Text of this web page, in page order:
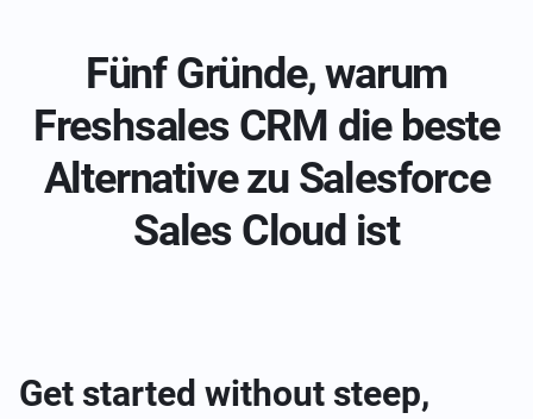
Fünf Gründe, warum
Freshsales CRM die beste
Alternative zu Salesforce
Sales Cloud ist
Get started without steep,